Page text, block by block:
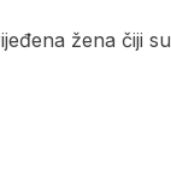
žena čiji su